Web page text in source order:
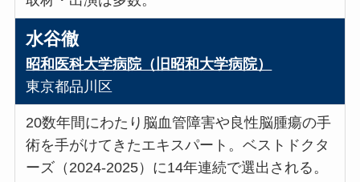
水谷徹
昭和医科大学病院（旧昭和大学病院）
東京都品川区
20数年間にわたり脳血管障害や良性脳腫瘍の手
術を手がけてきたエキスパート。ベストドクタ
ーズ（2024-2025）に14年連続で選出される。